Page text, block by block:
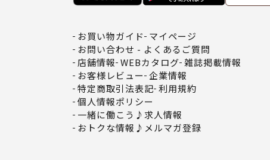
お買い物ガイド マイページ
お問い合わせ - よくあるご質問
店舗情報 WEBカタログ 雑誌掲載情報
お客様レビュー 企業情報
特定商取引法表記 利用規約
個人情報ポリシー
一緒に働こう♪求人情報
おトクな情報♪メルマガ登録